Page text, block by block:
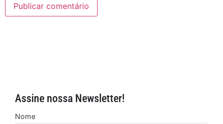
Assine nossa Newsletter!
Nome